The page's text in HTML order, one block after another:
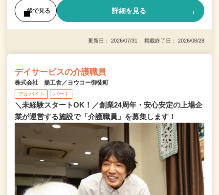
後で見る 詳細を見る
更新日： 2026/07/31 掲載終了日： 2026/08/28
デイサービスの介護職員
株式会社 揚工舎／ヨウコー御徒町
アルバイト パート
＼未経験スタートOK！／創業24周年・安心安定の上場企
業が運営する施設で「介護職員」を募集します！